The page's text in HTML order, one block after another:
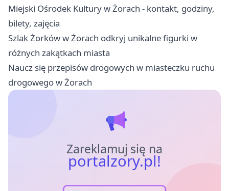
Miejski Ośrodek Kultury w Żorach - kontakt, godziny,
bilety, zajęcia
Szlak Żorków w Żorach odkryj unikalne figurki w
różnych zakątkach miasta
Naucz się przepisów drogowych w miasteczku ruchu
drogowego w Żorach
Zareklamuj się na
portalzory.pl!